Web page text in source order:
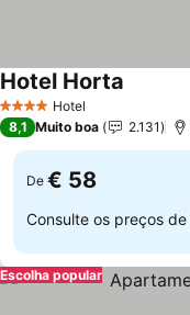
4 EstrelasHotel
Hotel Horta
8,1 Muito boa 2.131
De € 58
Consulte os preços de
Escolha popular